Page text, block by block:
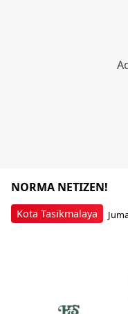
Kota Tasikmalaya
NORMA NETIZEN!